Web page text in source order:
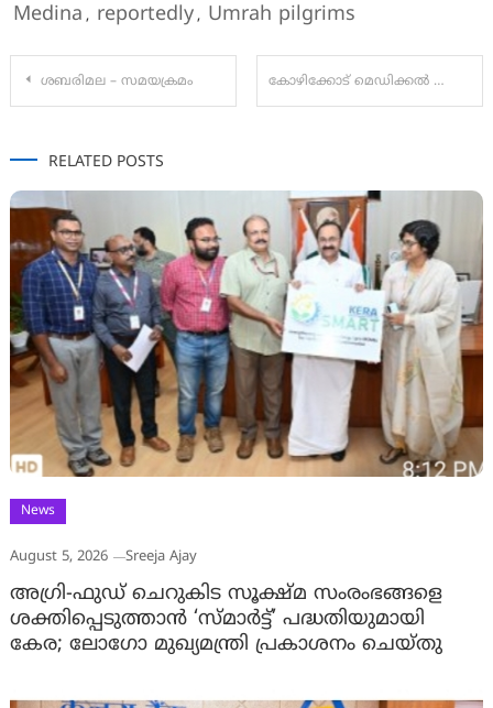
Medina , reportedly, Umrah pilgrims
Post
ശബരിമല – സമയക്രമം കോഴിക്കോട് മെഡിക്കൽ കോളജിലെ ഡോക്ടറുടെ മുഖത്തടിച്ചതിന് യുവതി അറസ്റ്റിൽ
RELATED POSTS
News
August 5, 2026 Sreeja Ajay
അഗ്രി-ഫുഡ് ചെറുകിട സൂക്ഷ്മ സംരംഭങ്ങളെ
ശക്തിപ്പെടുത്താന്‍ ‘സ്മാര്‍ട്ട്’ പദ്ധതിയുമായി
കേര; ലോഗോ മുഖ്യമന്ത്രി പ്രകാശനം ചെയ്തു